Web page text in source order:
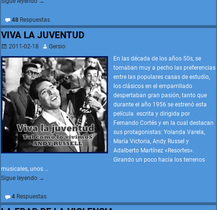
48Respuestas
VIVA LA JUVENTUD
2011-02-18
Gersio
En las década de los años 50s, se
tomaban muy a pecho las preferencias
entre las populares casas de estudio,
los clásicos en el emparrillado
despertaban gran pasión, tanto que
durante el año 1956 se estrenó esta
película escrita y dirigida por
Fernando Cortés y en la cual destacan
sus protagonistas: Yolanda Varela,
María Victoria, Andy Russel y
Adalberto Martínez «Resortes».
Girando un poco hacia los terrenos
musicales, unos …
Sigue leyendo →
4Respuestas